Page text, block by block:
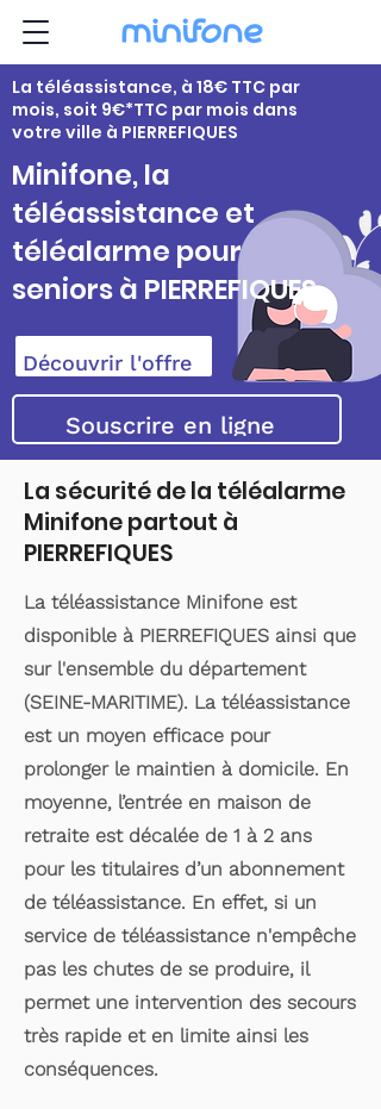
La téléassistance, à 18€ TTC par
mois, soit 9€*TTC par mois dans
votre ville à PIERREFIQUES
Minifone, la
téléassistance et
téléalarme pour
seniors à PIERREFIQUES
Découvrir l'offre
Souscrire en ligne
La sécurité de la téléalarme
Minifone partout à
PIERREFIQUES
La téléassistance Minifone est
disponible à PIERREFIQUES ainsi que
sur l'ensemble du département
(SEINE-MARITIME). La téléassistance
est un moyen efficace pour
prolonger le maintien à domicile. En
moyenne, l’entrée en maison de
retraite est décalée de 1 à 2 ans
pour les titulaires d’un abonnement
de téléassistance. En effet, si un
service de téléassistance n'empêche
pas les chutes de se produire, il
permet une intervention des secours
très rapide et en limite ainsi les
conséquences.